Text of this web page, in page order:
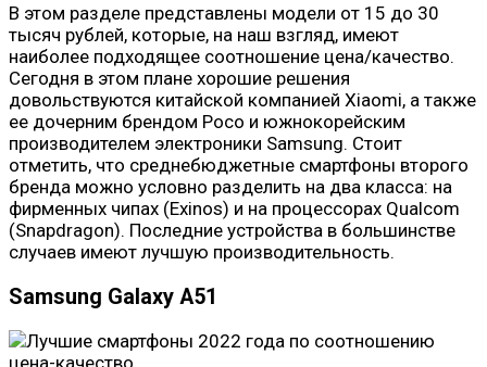
В этом разделе представлены модели от 15 до 30
тысяч рублей, которые, на наш взгляд, имеют
наиболее подходящее соотношение цена/качество.
Сегодня в этом плане хорошие решения
довольствуются китайской компанией Xiaomi, а также
ее дочерним брендом Poco и южнокорейским
производителем электроники Samsung. Стоит
отметить, что среднебюджетные смартфоны второго
бренда можно условно разделить на два класса: на
фирменных чипах (Exinos) и на процессорах Qualcom
(Snapdragon). Последние устройства в большинстве
случаев имеют лучшую производительность.
Samsung Galaxy A51